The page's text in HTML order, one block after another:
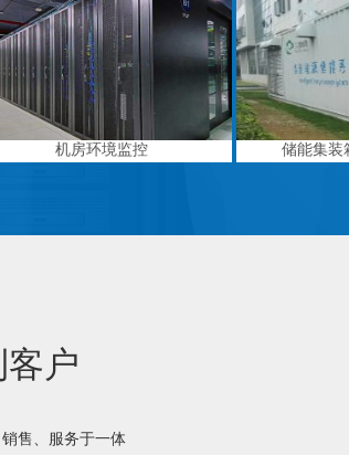
机房环境监控 储能集装
户
售、服务于一体